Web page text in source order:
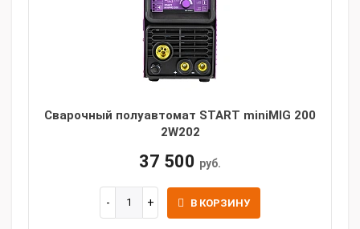
Сварочный полуавтомат START miniMIG 200
2W202
37 500 руб.
В КОРЗИНУ